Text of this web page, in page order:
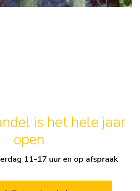
is het hele jaar
open
11-17 uur en op afspraak